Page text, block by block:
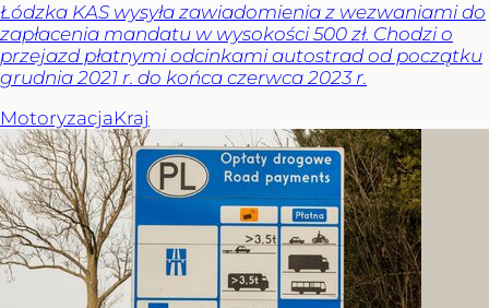
Łódzka KAS wysyła zawiadomienia z wezwaniami do
zapłacenia mandatu w wysokości 500 zł. Chodzi o
przejazd płatnymi odcinkami autostrad od początku
grudnia 2021 r. do końca czerwca 2023 r.
MotoryzacjaKraj